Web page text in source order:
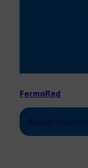
FermoRed
#biotechnologie